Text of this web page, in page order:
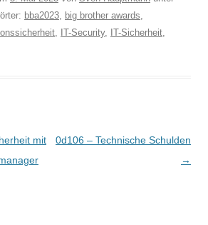
bba2023, big brother awards,
, IT-Security, IT-Sicherheit,
mit
0d106 – Technische Schulden
→